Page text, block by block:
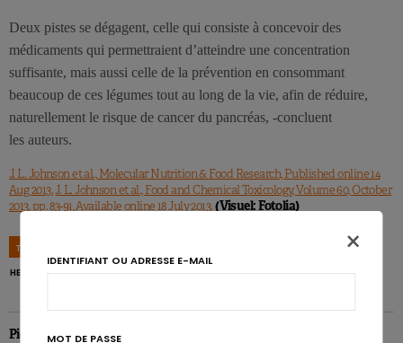
Deux pistes se dégagent, celle qui consiste à concevoir des
médicaments qui permettraient d’atteindre une concentration
suffisante, mais aussi celle de la prévention en consommant
beaucoup de ces légumes tout au long de la vie, afin de réduire,
naturellement le risque de cancer du pancréas, -concluent
les auteurs.
J. L. Johnson et al., Molecular Nutrition & Food Research, Published online 14
Aug 2013.J. L. Johnson et al., Food and Chemical Toxicology, Volume 60, October
2013, pp. 83-91, Available online 18 July 2013.(Visuel: Fotolia)
TAGS
FLAVONOÏDE
HERBES
PANCRÉAS
Pierre Pérochon
×
IDENTIFIANT OU ADRESSE E-MAIL
MOT DE PASSE